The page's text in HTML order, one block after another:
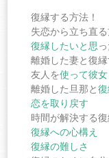
復縁する方法！
失恋から立ち直
復縁したいと思
離婚した妻と復
友人を使って彼
離婚した旦那と
恋を取り戻す
時間が解決する
復縁への心構え
復縁の難しさ